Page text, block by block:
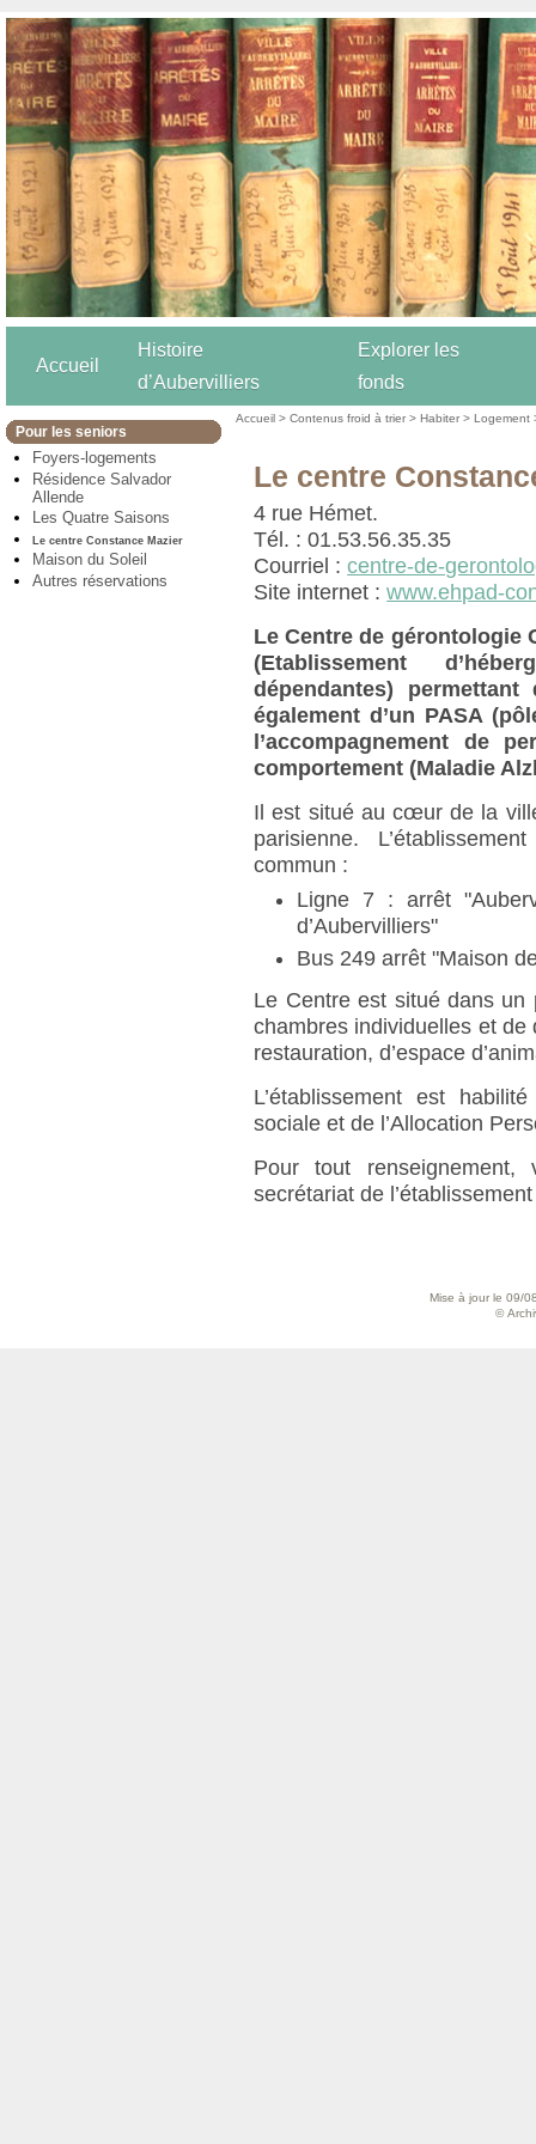
Accueil
Histoire
d’Aubervilliers
Explorer les
fonds
Pour les seniors
Foyers-logements
Résidence Salvador
Allende
Les Quatre Saisons
Le centre Constance Mazier
Maison du Soleil
Autres réservations
Accueil >Contenus froid à trier >Habiter >Logement
Le centre
4 rue Hémet.
Tél. : 01.53.56.35.35
Courriel :centre-de-
Site internet :www.ehpad-
Le Centre de gérontologie
(Etablissement
dépendantes)
également d’un PASA
l’accompagnement de
comportement (Maladie
Il est situé au cœur de la
parisienne.
commun :
Ligne 7 : arrêt
d’Aubervilliers"
Bus 249 arrêt "Maison
Le Centre est situé dans
chambres individuelles et
restauration, d’espace
L’établissement est
sociale et de l’Allocation
Pour tout
secrétariat de
Mise à jour le 09/
©